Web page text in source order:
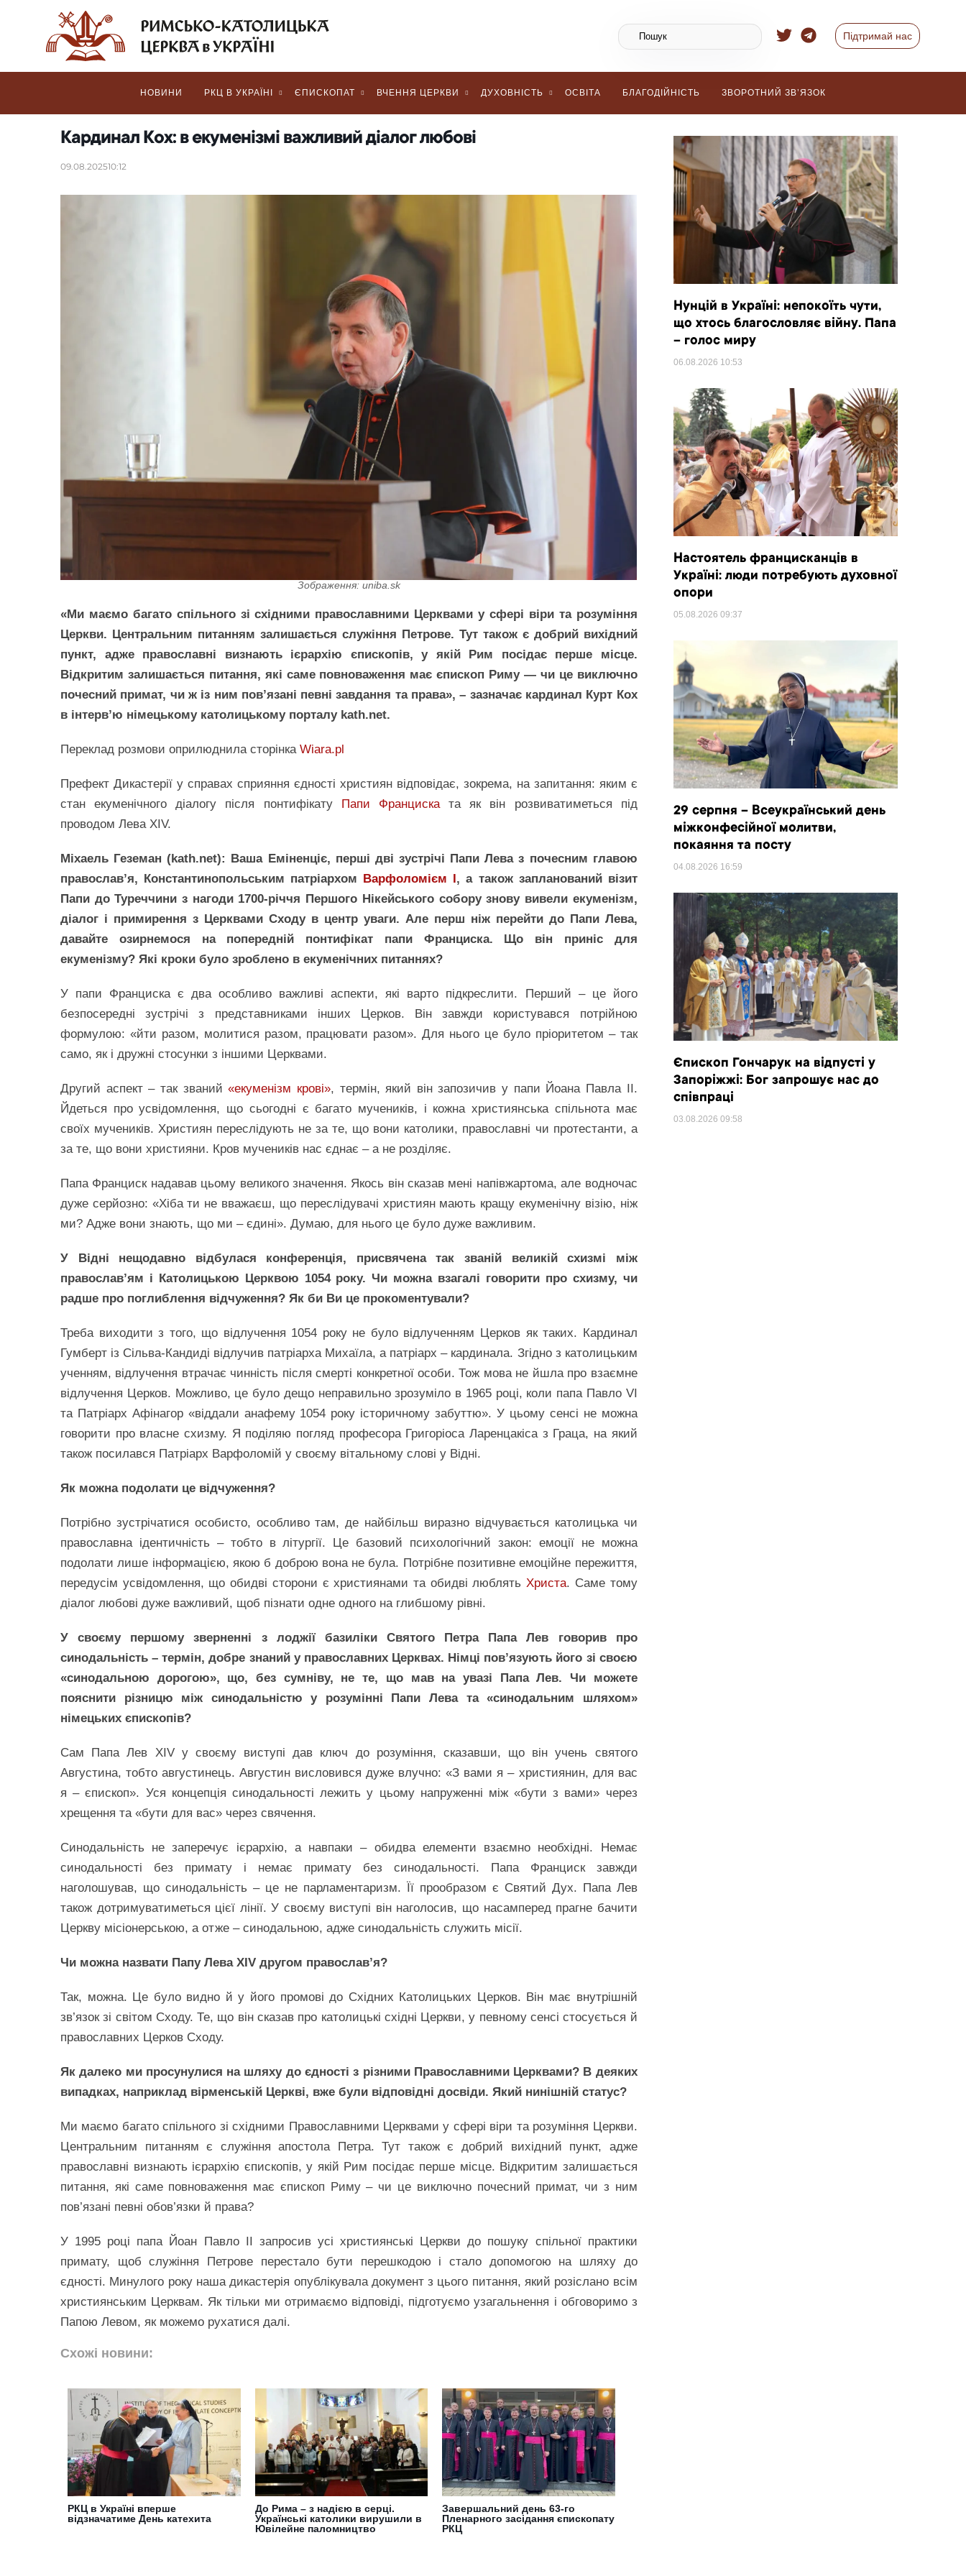
Підтримай нас
НОВИНИ РКЦ В УКРАЇНІ ЄПИСКОПАТ ВЧЕННЯ ЦЕРКВИ ДУХОВНІСТЬ ОСВІТА БЛАГОДІЙНІСТЬ ЗВОРОТНИЙ ЗВ’ЯЗОК
Кардинал Кох: в екуменізмі важливий діалог любові
09.08.202510:12
Зображення: uniba.sk
«Ми маємо багато спільного зі східними православними Церквами у сфері віри та розуміння
Церкви. Центральним питанням залишається служіння Петрове. Тут також є добрий вихідний
пункт, адже православні визнають ієрархію єпископів, у якій Рим посідає перше місце.
Відкритим залишається питання, які саме повноваження має єпископ Риму — чи це виключно
почесний примат, чи ж із ним пов’язані певні завдання та права»,– зазначає кардинал Курт Кох
в інтерв’ю німецькому католицькому порталу kath.net.
Переклад розмови оприлюднила сторінка Wiara.pl
Префект Дикастерії у справах сприяння єдності християн відповідає, зокрема, на запитання: яким є
стан екуменічного діалогу після понтифікату Папи Франциската як він розвиватиметься під
проводом Лева XIV.
Міхаель Геземан (kath.net): Ваша Еміненціє, перші дві зустрічі Папи Лева з почесним главою
православ’я, Константинопольським патріархом Варфоломієм І, а також запланований візит
Папи до Туреччини з нагоди 1700-річчя Першого Нікейського собору знову вивели екуменізм,
діалог і примирення з Церквами Сходу в центр уваги. Але перш ніж перейти до Папи Лева,
давайте озирнемося на попередній понтифікат папи Франциска. Що він приніс для
екуменізму? Які кроки було зроблено в екуменічних питаннях?
У папи Франциска є два особливо важливі аспекти, які варто підкреслити. Перший – це його
безпосередні зустрічі з представниками інших Церков. Він завжди користувався потрійною
формулою: «йти разом, молитися разом, працювати разом». Для нього це було пріоритетом – так
само, як і дружні стосунки з іншими Церквами.
Другий аспект – так званий«екуменізм крові», термін, який він запозичив у папи Йоана Павла ІІ.
Йдеться про усвідомлення, що сьогодні є багато мучеників, і кожна християнська спільнота має
своїх мучеників. Християн переслідують не за те, що вони католики, православні чи протестанти, а
за те, що вони християни. Кров мучеників нас єднає – а не розділяє.
Папа Франциск надавав цьому великого значення. Якось він сказав мені напівжартома, але водночас
дуже серйозно: «Хіба ти не вважаєш, що переслідувачі християн мають кращу екуменічну візію, ніж
ми? Адже вони знають, що ми – єдині». Думаю, для нього це було дуже важливим.
У Відні нещодавно відбулася конференція, присвячена так званій великій схизмі між
православ’ям і Католицькою Церквою 1054 року. Чи можна взагалі говорити про схизму, чи
радше про поглиблення відчуження? Як би Ви це прокоментували?
Треба виходити з того, що відлучення 1054 року не було відлученням Церков як таких. Кардинал
Гумберт із Сільва-Кандиді відлучив патріарха Михаїла, а патріарх – кардинала. Згідно з католицьким
ученням, відлучення втрачає чинність після смерті конкретної особи. Тож мова не йшла про взаємне
відлучення Церков. Можливо, це було дещо неправильно зрозуміло в 1965 році, коли папа Павло VI
та Патріарх Афінагор «віддали анафему 1054 року історичному забуттю». У цьому сенсі не можна
говорити про власне схизму. Я поділяю погляд професора Григоріоса Ларенцакіса з Граца, на який
також посилався Патріарх Варфоломій у своєму вітальному слові у Відні.
Як можна подолати це відчуження?
Потрібно зустрічатися особисто, особливо там, де найбільш виразно відчувається католицька чи
православна ідентичність – тобто в літургії. Це базовий психологічний закон: емоції не можна
подолати лише інформацією, якою б доброю вона не була. Потрібне позитивне емоційне пережиття,
передусім усвідомлення, що обидві сторони є християнами та обидві люблятьХриста. Саме тому
діалог любові дуже важливий, щоб пізнати одне одного на глибшому рівні.
У своєму першому зверненні з лоджії базиліки Святого Петра Папа Лев говорив про
синодальність – термін, добре знаний у православних Церквах. Німці пов’язують його зі своєю
«синодальною дорогою», що, без сумніву, не те, що мав на увазі Папа Лев. Чи можете
пояснити різницю між синодальністю у розумінні Папи Лева та «синодальним шляхом»
німецьких єпископів?
Сам Папа Лев XIV у своєму виступі дав ключ до розуміння, сказавши, що він учень святого
Августина, тобто августинець. Августин висловився дуже влучно: «З вами я – християнин, для вас
я – єпископ». Уся концепція синодальності лежить у цьому напруженні між «бути з вами» через
хрещення та «бути для вас» через свячення.
Синодальність не заперечує ієрархію, а навпаки – обидва елементи взаємно необхідні. Немає
синодальності без примату і немає примату без синодальності. Папа Франциск завжди
наголошував, що синодальність – це не парламентаризм. Її прообразом є Святий Дух. Папа Лев
також дотримуватиметься цієї лінії. У своєму виступі він наголосив, що насамперед прагне бачити
Церкву місіонерською, а отже – синодальною, адже синодальність служить місії.
Чи можна назвати Папу Лева XIV другом православ’я?
Так, можна. Це було видно й у його промові до Східних Католицьких Церков. Він має внутрішній
зв’язок зі світом Сходу. Те, що він сказав про католицькі східні Церкви, у певному сенсі стосується й
православних Церков Сходу.
Як далеко ми просунулися на шляху до єдності з різними Православними Церквами? В деяких
випадках, наприклад вірменській Церкві, вже були відповідні досвіди. Який нинішній статус?
Ми маємо багато спільного зі східними Православними Церквами у сфері віри та розуміння Церкви.
Центральним питанням є служіння апостола Петра. Тут також є добрий вихідний пункт, адже
православні визнають ієрархію єпископів, у якій Рим посідає перше місце. Відкритим залишається
питання, які саме повноваження має єпископ Риму – чи це виключно почесний примат, чи з ним
пов’язані певні обов’язки й права?
У 1995 році папа Йоан Павло ІІ запросив усі християнські Церкви до пошуку спільної практики
примату, щоб служіння Петрове перестало бути перешкодою і стало допомогою на шляху до
єдності. Минулого року наша дикастерія опублікувала документ з цього питання, який розіслано всім
християнським Церквам. Як тільки ми отримаємо відповіді, підготуємо узагальнення і обговоримо з
Папою Левом, як можемо рухатися далі.
Схожі новини:
РКЦ в Україні вперше
відзначатиме День катехита
До Рима – з надією в серці.
Українські католики вирушили в
Ювілейне паломництво
Завершальний день 63-го
Пленарного засідання єпископату
РКЦ
Нунцій в Україні: непокоїть чути,
що хтось благословляє війну. Папа
– голос миру
06.08.2026 10:53
Настоятель францисканців в
Україні: люди потребують духовної
опори
05.08.2026 09:37
29 серпня – Всеукраїнський день
міжконфесійної молитви,
покаяння та посту
04.08.2026 16:59
Єпископ Гончарук на відпусті у
Запоріжжі: Бог запрошує нас до
співпраці
03.08.2026 09:58